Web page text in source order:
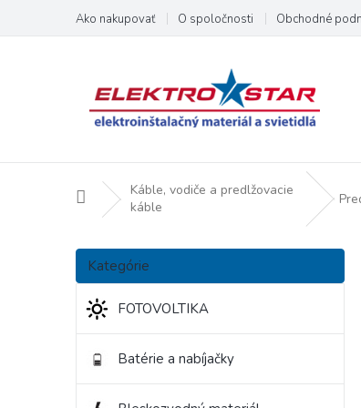
obsah
Ako nakupovať O spoločnosti Obchodné
DomovKáble, vodiče a predlžovacie
káble
B
č
n
Preskočiť
kategórie
Kategórie
FOTOVOLTIKA
Batérie a nabíjačky